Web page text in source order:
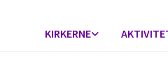
KIRKERNE